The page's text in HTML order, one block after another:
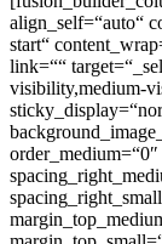
align_self=“auto“
start“
link=““
visibility,medium-